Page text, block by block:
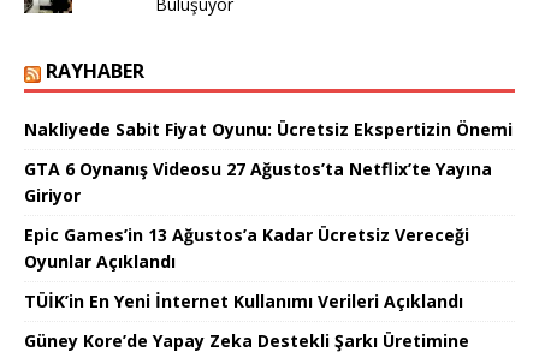
RAYHABER
Nakliyede Sabit Fiyat Oyunu: Ücretsiz Ekspertizin Önemi
GTA 6 Oynanış Videosu 27 Ağustos’ta Netflix’te Yayına
Giriyor
Epic Games’in 13 Ağustos’a Kadar Ücretsiz Vereceği
Oyunlar Açıklandı
TÜİK’in En Yeni İnternet Kullanımı Verileri Açıklandı
Güney Kore’de Yapay Zeka Destekli Şarkı Üretimine